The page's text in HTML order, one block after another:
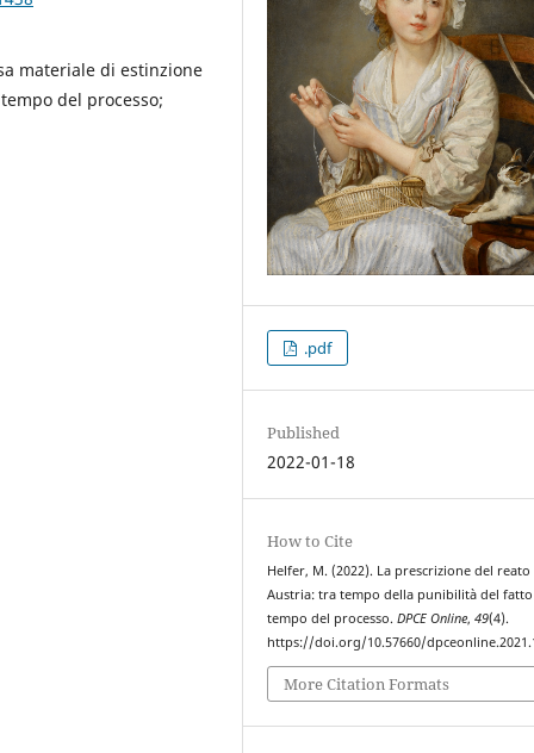
materiale di estinzione
del processo;
.pdf
Published
2022-01-18
How to Cite
Helfer, M. (2022). La prescrizione del reato
Austria: tra tempo della punibilità del fatto
tempo del processo.DPCE Online,49(4).
https://doi.org/10.57660/
More Citation Formats